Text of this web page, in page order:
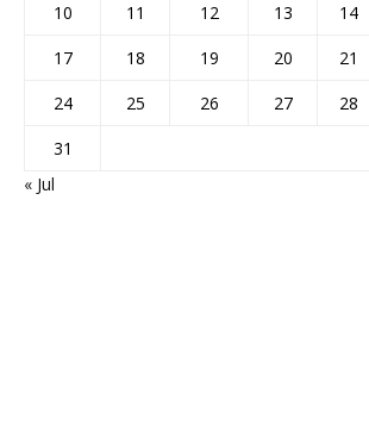
10
11 12 13 14
17
18 19 20 21
24
25 26 27 28
31
« Jul